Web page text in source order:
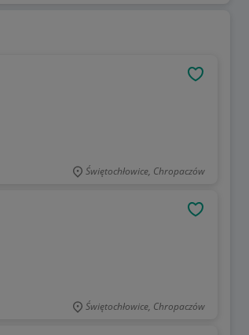
Świętochłowice, Chropaczów
Świętochłowice, Chropaczów